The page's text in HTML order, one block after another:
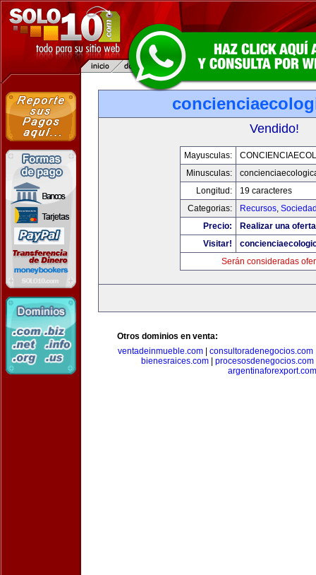
Vendido!
Mayusculas:
Minusculas:
Longitud:
19 caracteres
Categorias:
Recursos,
Precio:
Realizar una
Visitar!
Serán consideradas
Otros dominios en venta:
ventadeinmueble.com| consultoradenegocios.com
bienesraices.com
procesosdenegocios.com
argentinaforexport.com